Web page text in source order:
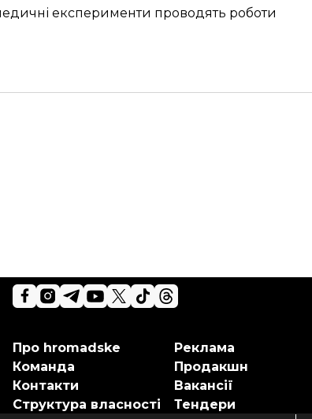
експерименти проводять роботи
Про hromadske
Команда
Контакти
Структура власності
Реклама
Продакшн
Вакансії
Тендери